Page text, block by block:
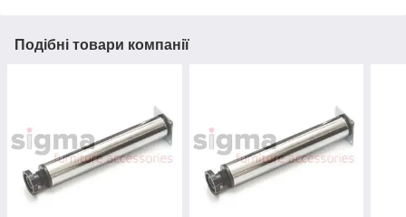
Подібні товари компанії